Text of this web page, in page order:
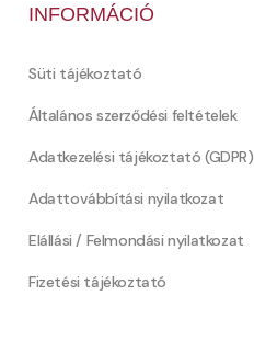
INFORMÁCIÓ
Süti tájékoztató
Általános szerződési feltételek
Adatkezelési tájékoztató (GDPR)
Adattovábbítási nyilatkozat
Elállási / Felmondási nyilatkozat
Fizetési tájékoztató